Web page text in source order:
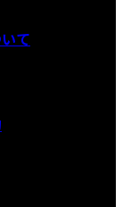
て